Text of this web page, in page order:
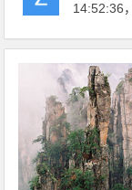
14:52:36